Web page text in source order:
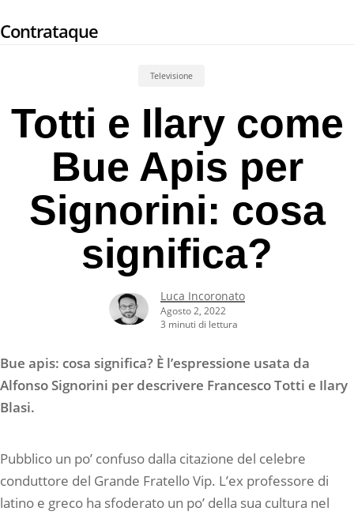
to
Contrataque
Televisione
Totti e Ilary come
Bue Apis per
Signorini: cosa
significa?
Luca Incoronato
Agosto 2, 2022
3 minuti di lettura
Bue apis: cosa significa? È l’espressione usata da
Alfonso Signorini per descrivere Francesco Totti e Ilary
Blasi.
Pubblico un po’ confuso dalla citazione del celebre
conduttore del Grande Fratello Vip. L’ex professore di
latino e greco ha sfoderato un po’ della sua cultura nel